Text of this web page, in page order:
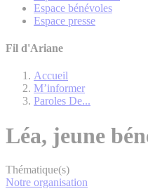
Espace bénévoles
Espace presse
Fil d'Ariane
Accueil
M’informer
Paroles De...
Léa, jeune
Thématique(s)
Notre organisation